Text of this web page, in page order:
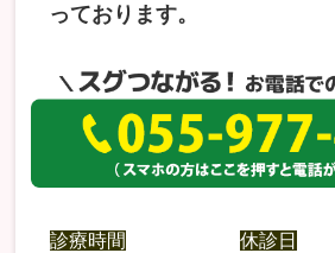
っております。
診療時間
休診日